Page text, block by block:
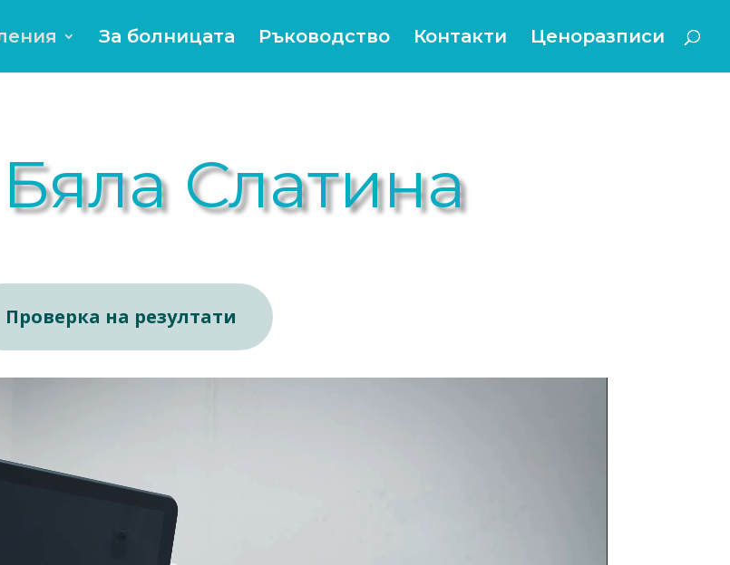
За болницата Ръководство Контакти Ценоразписи
Слатина
Проверка на резултати